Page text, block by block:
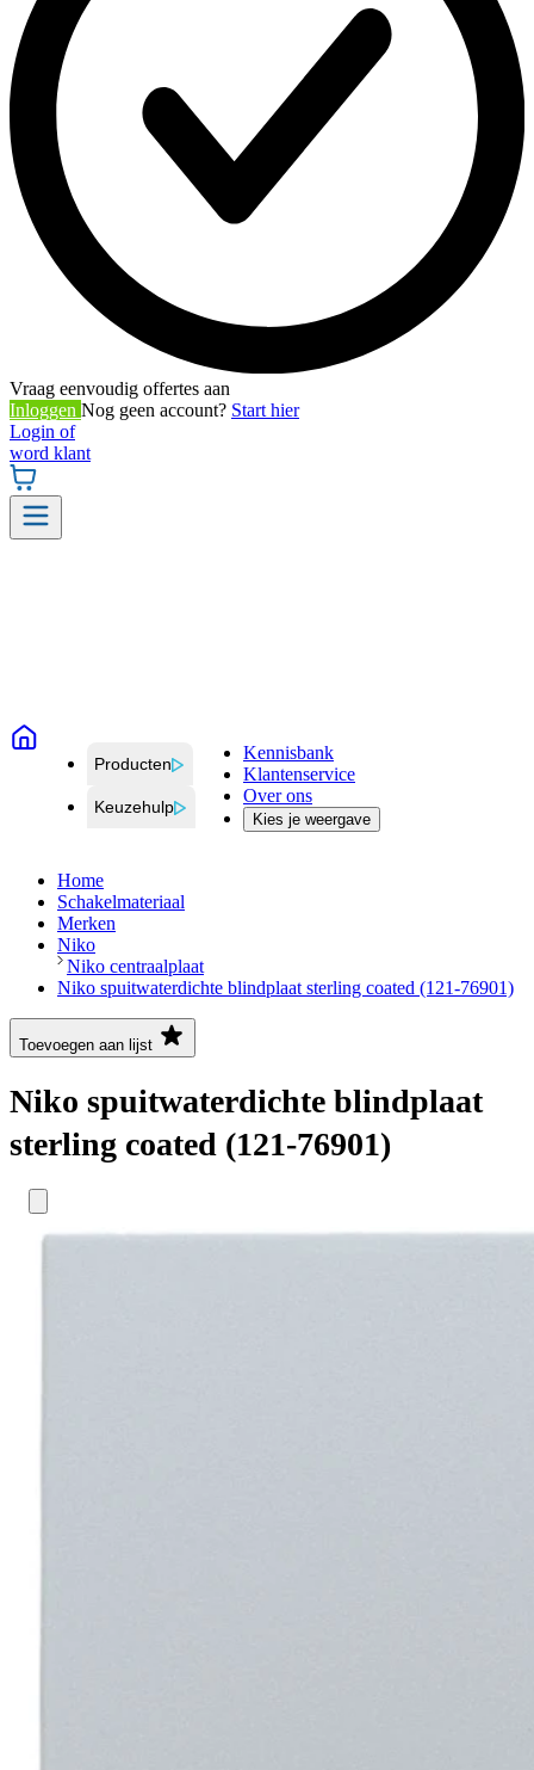
Vraag eenvoudig offertes aan
Inloggen Nog geen account? Start hier
Login of
word klant
Producten
Keuzehulp
Kennisbank
Klantenservice
Over ons
Kies je weergave
Home
Schakelmateriaal
Merken
Niko
Niko centraalplaat
Niko spuitwaterdichte blindplaat sterling coated (121-76901)
Toevoegen aan lijst
Niko spuitwaterdichte blindplaat
sterling coated (121-76901)